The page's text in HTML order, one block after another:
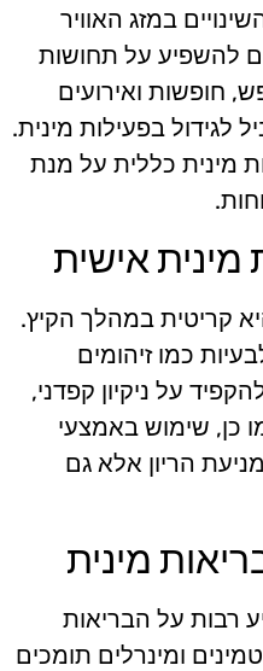
במזג האוויר
להשפיע על תחושות
חופשות ואירועים
לגידול בפעילות מינית.
מינית כללית על מנת
אישית
קריטית במהלך הקיץ.
כמו זיהומים
על ניקיון קפדני,
כן, שימוש באמצעי
הריון אלא גם
מינית
רבות על הבריאות
ומינרלים תומכים